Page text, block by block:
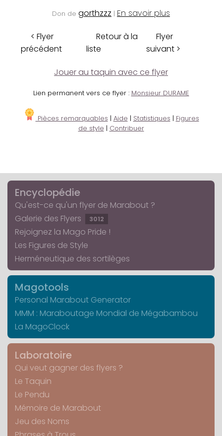
Don de gorthzzz | En savoir plus
< Flyer
précédent
Retour à la
liste
Flyer
suivant >
Jouer au taquin avec ce flyer
Lien permanent vers ce flyer : Monsieur DURAME
Pièces remarquables | Aide | Statistiques | Figures
de style | Contribuer
Encyclopédie
Qu'est-ce qu'un flyer de Marabout ?
Galerie des Flyers
3012
Rejoignez la Mago Pride !
Les Figures de Style
Herméneutique des sortilèges
Magotools
Personal Marabout Generator
MMM : Maraboutage Mondial de Mégabambou
La MagoClock
Laboratoire
Qui veut gagner des flyers ?
Le Taquin
Le Pendu
Mémoire de Marabout
Jeu des Noms